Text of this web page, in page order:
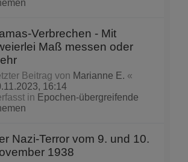
Verbrechen - Mit
Maß messen oder
Beitrag von Marianne E. «
16:14
in Epochen-übergreifende
Nazi-Terror vom 9. und 10.
1938